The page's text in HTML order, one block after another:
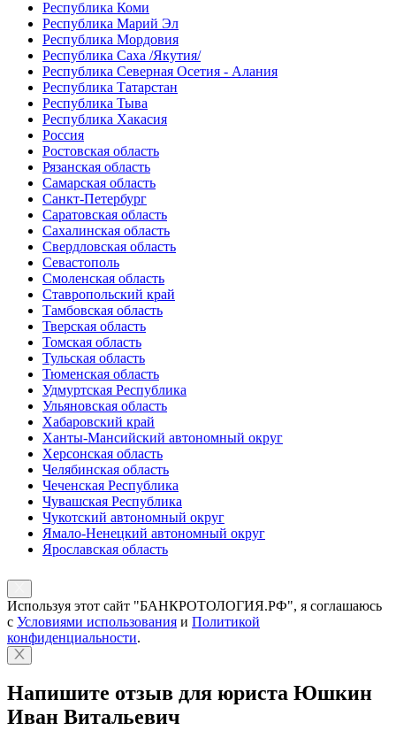
Республика Коми
Республика Марий Эл
Республика Мордовия
Республика Саха /Якутия/
Республика Северная Осетия - Алания
Республика Татарстан
Республика Тыва
Республика Хакасия
Россия
Ростовская область
Рязанская область
Самарская область
Санкт-Петербург
Саратовская область
Сахалинская область
Свердловская область
Севастополь
Смоленская область
Ставропольский край
Тамбовская область
Тверская область
Томская область
Тульская область
Тюменская область
Удмуртская Республика
Ульяновская область
Хабаровский край
Ханты-Мансийский автономный округ
Херсонская область
Челябинская область
Чеченская Республика
Чувашская Республика
Чукотский автономный округ
Ямало-Ненецкий автономный округ
Ярославская область
Используя этот сайт "БАНКРОТОЛОГИЯ.РФ", я соглашаюсь
с Условиями использования и Политикой
конфиденциальности.
Напишите отзыв для юриста Юшкин
Иван Витальевич